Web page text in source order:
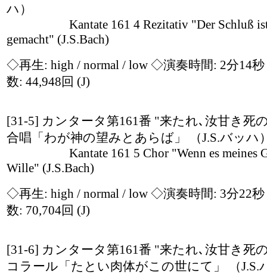
ハ）
Kantate 161 4 Rezitativ "Der Schluß ist
gemacht" (J.S.Bach)
◇再生: high / normal / low ◇演奏時間: 2分14
数: 44,948回 (J)
[31-5] カンタータ第161番 "来たれ､汝甘き
合唱「わが神の望みとあらば」 （J.S.バッハ
Kantate 161 5 Chor "Wenn es meines
Wille" (J.S.Bach)
◇再生: high / normal / low ◇演奏時間: 3分22
数: 70,704回 (J)
[31-6] カンタータ第161番 "来たれ､汝甘き
コラール「たとい肉体がこの世にて」 （J.S.